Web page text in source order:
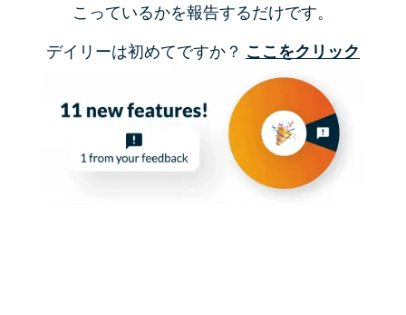
こっているかを報告するだけです。
デイリーは初めてですか？ ここをクリック